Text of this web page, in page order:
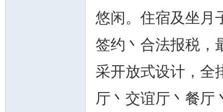
悠闲。住宿及坐月
签约丶合法报税，
采开放式设计，全
厅丶交谊厅丶餐厅